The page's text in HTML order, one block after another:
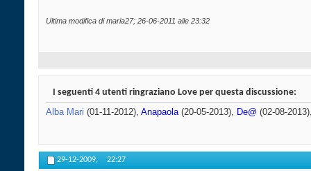
Ultima modifica di maria27; 26-06-2011 alle 23:32
I seguenti 4 utenti ringraziano Love per questa discussione:
Alba Mari (01-11-2012), Anapaola(20-05-2013), De@ (02-08-
29-12-2009, 22:27